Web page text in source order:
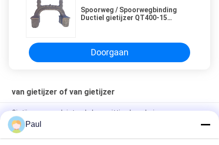
Spoorweg / Spoorwegbinding
Ductiel gietijzer QT400-15
Doorgaan
van gietijzer of van gietijzer
Gietijzeren zandgietende lagerzitting lagerhuis
Ductiel IJzer Zandgieten Afvoer Toegewezen Sleufroosters
Kolkroosters
Paul